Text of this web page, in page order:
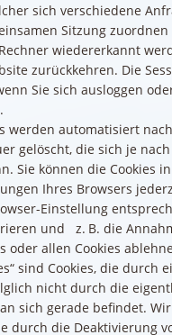
sich verschiedene
Sitzung zuordnen
wiedererkannt
zurückkehren. Die
Sie sich ausloggen
werden automatisiert
gelöscht, die sich je nach
Sie können die Cookies
Ihres Browsers
Einstellung
und z. B. die
oder allen Cookies
sind Cookies, die durch
nicht durch die
sich gerade befindet.
durch die Deaktivierung